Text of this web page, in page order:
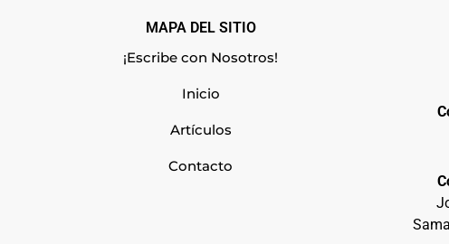
MAPA DEL SITIO
¡Escribe con Nosotros!
Inicio
Artículos
Contacto